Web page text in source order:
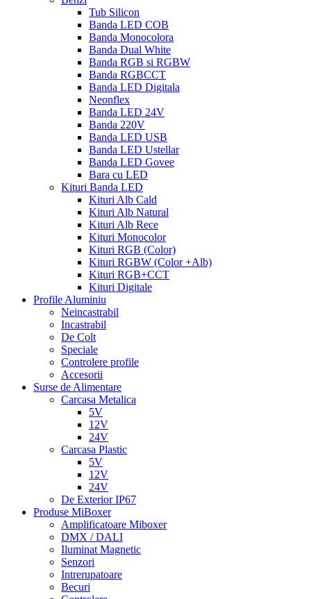
Tub Silicon
Banda LED COB
Banda Monocolora
Banda Dual White
Banda RGB si RGBW
Banda RGBCCT
Banda LED Digitala
Neonflex
Banda LED 24V
Banda 220V
Banda LED USB
Banda LED Ustellar
Banda LED Govee
Bara cu LED
Kituri Banda LED
Kituri Alb Cald
Kituri Alb Natural
Kituri Alb Rece
Kituri Monocolor
Kituri RGB (Color)
Kituri RGBW (Color +Alb)
Kituri RGB+CCT
Kituri Digitale
Profile Aluminiu
Neincastrabil
Incastrabil
De Colt
Speciale
Controlere profile
Accesorii
Surse de Alimentare
Carcasa Metalica
5V
12V
24V
Carcasa Plastic
5V
12V
24V
De Exterior IP67
Produse MiBoxer
Amplificatoare Miboxer
DMX / DALI
Iluminat Magnetic
Senzori
Intrerupatoare
Becuri